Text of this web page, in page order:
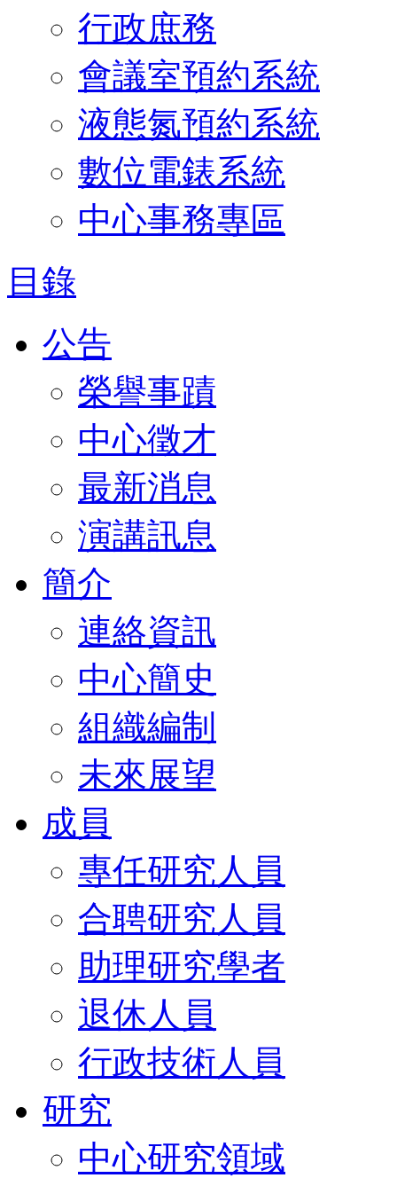
行政庶務
會議室預約系統
液態氮預約系統
數位電錶系統
中心事務專區
目錄
公告
榮譽事蹟
中心徵才
最新消息
演講訊息
簡介
連絡資訊
中心簡史
組織編制
未來展望
成員
專任研究人員
合聘研究人員
助理研究學者
退休人員
行政技術人員
研究
中心研究領域